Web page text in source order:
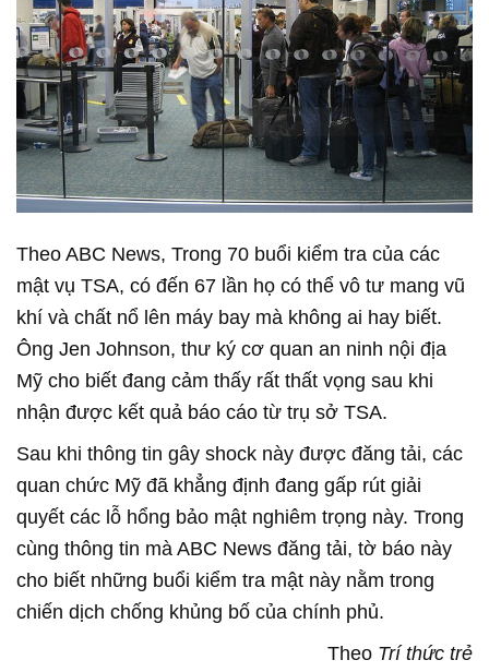
Theo ABC News, Trong 70 buổi kiểm tra của các
mật vụ TSA, có đến 67 lần họ có thể vô tư mang vũ
khí và chất nổ lên máy bay mà không ai hay biết.
Ông Jen Johnson, thư ký cơ quan an ninh nội địa
Mỹ cho biết đang cảm thấy rất thất vọng sau khi
nhận được kết quả báo cáo từ trụ sở TSA.
Sau khi thông tin gây shock này được đăng tải, các
quan chức Mỹ đã khẳng định đang gấp rút giải
quyết các lỗ hổng bảo mật nghiêm trọng này. Trong
cùng thông tin mà ABC News đăng tải, tờ báo này
cho biết những buổi kiểm tra mật này nằm trong
chiến dịch chống khủng bố của chính phủ.
Theo Trí thức trẻ